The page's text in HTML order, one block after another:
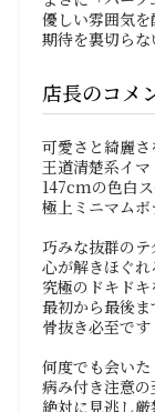
優しい雰囲気
期待を裏切らな
店長のコメ
可愛さと綺麗
王道清楚系イマ
147cmの色白
極上ミニマムボ
巧みな抜群のテ
心が解きほぐれ
究極のドキドキ
最初から最後
骨抜き必至です
何度でも会いた
病み付き注意の
絶対に見逃し厳